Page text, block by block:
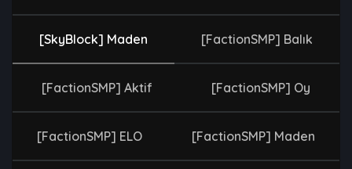
[SkyBlock] Maden [FactionSMP] Balık
[FactionSMP] Aktif [FactionSMP] Oy
[FactionSMP] ELO [FactionSMP] Maden